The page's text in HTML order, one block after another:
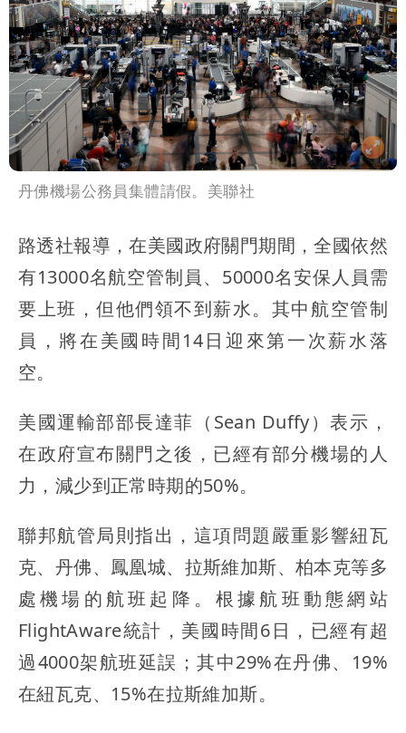
丹佛機場公務員集體請假。美聯社
路透社報導，在美國政府關門期間，全國依然
有13000名航空管制員、50000名安保人員需
要上班，但他們領不到薪水。其中航空管制
員，將在美國時間14日迎來第一次薪水落
空。
美國運輸部部長達菲（Sean Duffy）表示，
在政府宣布關門之後，已經有部分機場的人
力，減少到正常時期的50%。
聯邦航管局則指出，這項問題嚴重影響紐瓦
克、丹佛、鳳凰城、拉斯維加斯、柏本克等多
處機場的航班起降。根據航班動態網站
FlightAware統計，美國時間6日，已經有超
過4000架航班延誤；其中29%在丹佛、19%
在紐瓦克、15%在拉斯維加斯。